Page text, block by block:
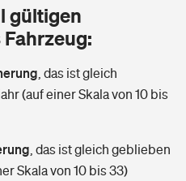
finden
gültigen
das ist gleich
(auf einer Skala von 10 bis
das ist gleich geblieben
Skala von 10 bis 33)